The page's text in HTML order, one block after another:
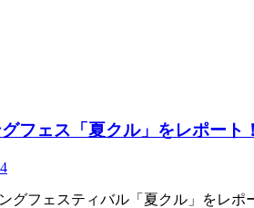
フェス「夏クル」をレポート！
グフェスティバル「夏クル」をレポ